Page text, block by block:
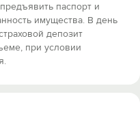
паспорт и
имущества. В день
депозит
при условии